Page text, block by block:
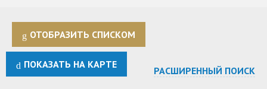
ОТОБРАЗИТЬ СПИСКОМ
ПОКАЗАТЬ НА КАРТЕ
РАСШИРЕННЫЙ ПОИСК